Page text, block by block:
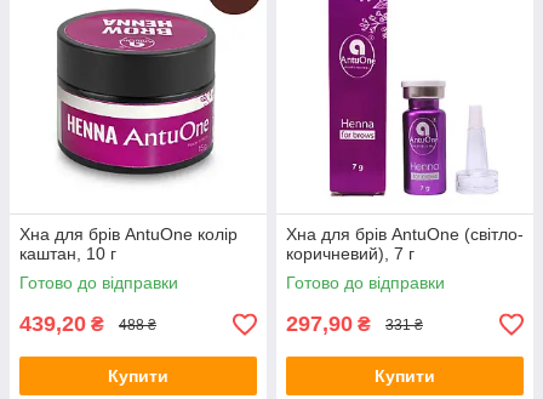
Хна для брів AntuOne колір
каштан, 10 г
Готово до відправки
439,20 ₴ 488 ₴
Купити
Хна для брів AntuOne (світло-
коричневий), 7 г
Готово до відправки
297,90 ₴ 331 ₴
Купити